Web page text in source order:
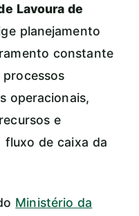
Lavoura de
planejamento
constante
operacionais,
e
fluxo de caixa da
Ministério da